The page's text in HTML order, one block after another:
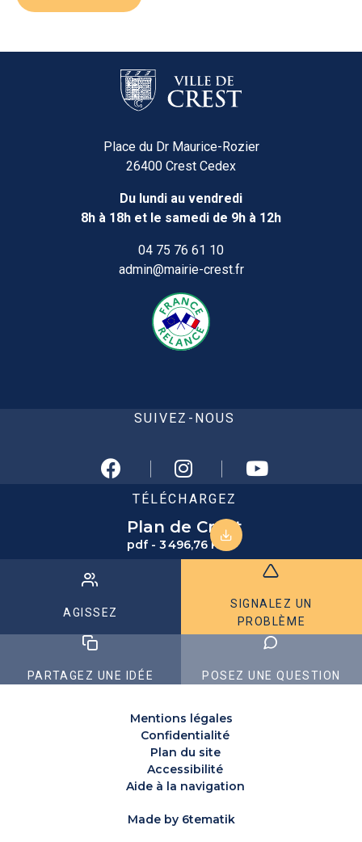
Place du Dr Maurice-Rozier
26400 Crest Cedex
Du lundi au vendredi
8h à 18h et le samedi de 9h à 12h
04 75 76 61 10
admin@mairie-crest.fr
SUIVEZ-NOUS
TÉLÉCHARGEZ
Plan de Crest
pdf - 3 496,76 KB
AGISSEZ
SIGNALEZ UN
PROBLÈME
PARTAGEZ UNE IDÉE POSEZ UNE QUESTION
Made by 6tematik
Mentions légales
Confidentialité
Plan du site
Accessibilité
Aide à la navigation